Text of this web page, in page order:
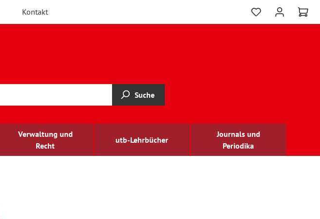
Kontakt
Suche
Verwaltung und
Recht
utb-Lehrbücher
Journals und
Periodika